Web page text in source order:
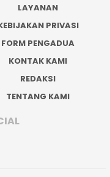
LAYANAN
PRIVASI
FORM PENGADUA
KONTAK KAMI
REDAKSI
TENTANG KAMI